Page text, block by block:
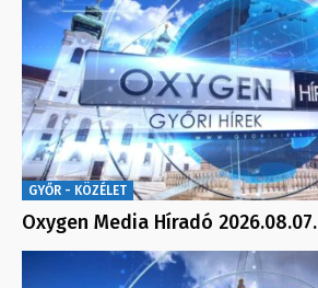
GYŐR - KÖZÉLET
Oxygen Media Híradó 2026.08.07.